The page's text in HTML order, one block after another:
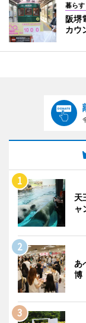
暮らす
阪堺
カウ
天
ャ
あ
博